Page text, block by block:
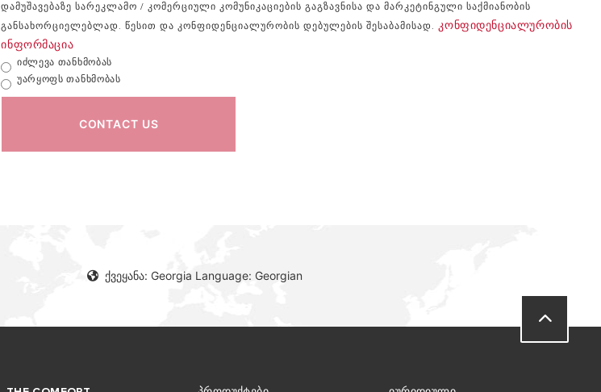
დამუშავებაზე სარეკლამო / კომერციული კომუნიკაციების გაგზავნისა და მარკეტინგული საქმიანობის
განსახორციელებლად. წესით და კონფიდენციალურობის დებულების შესაბამისად.Კონფიდენციალურობის
Ინფორმაცია
Იძლევა Თანხმობას
Უარყოფს Თანხმობას
CONTACT US
ქვეყანა: Georgia Language: Georgian